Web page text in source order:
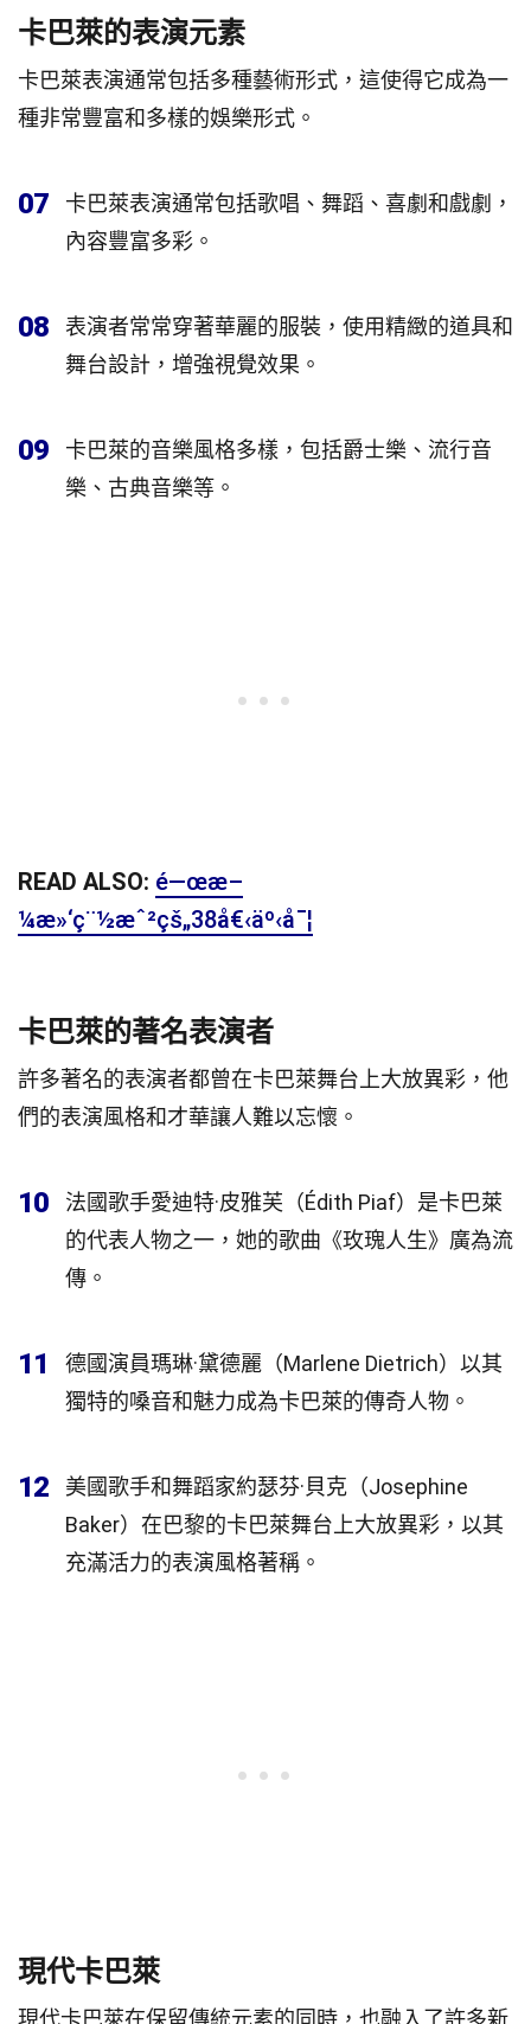
卡巴萊的表演元素
卡巴萊表演通常包括多種藝術形式，這使得它成為一
種非常豐富和多樣的娛樂形式。
07
卡巴萊表演通常包括歌唱、舞蹈、喜劇和戲劇，
內容豐富多彩。
08
表演者常常穿著華麗的服裝，使用精緻的道具和
舞台設計，增強視覺效果。
09
卡巴萊的音樂風格多樣，包括爵士樂、流行音
樂、古典音樂等。
READ ALSO: é—œæ–
¼æ»‘ç¨½æˆ²çš„38å€‹äº‹å¯¦
卡巴萊的著名表演者
許多著名的表演者都曾在卡巴萊舞台上大放異彩，他
們的表演風格和才華讓人難以忘懷。
10
法國歌手愛迪特·皮雅芙（Édith Piaf）是卡巴萊
的代表人物之一，她的歌曲《玫瑰人生》廣為流
傳。
11
德國演員瑪琳·黛德麗（Marlene Dietrich）以其
獨特的嗓音和魅力成為卡巴萊的傳奇人物。
12
美國歌手和舞蹈家約瑟芬·貝克（Josephine
Baker）在巴黎的卡巴萊舞台上大放異彩，以其
充滿活力的表演風格著稱。
現代卡巴萊
現代卡巴萊在保留傳統元素的同時，也融入了許多新